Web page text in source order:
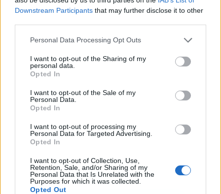
Downstream Participants that may further disclose it to other
Personal Data Processing Opt Outs
I want to opt-out of the Sharing of my
personal data.
Opted In
I want to opt-out of the Sale of my
Personal Data.
Opted In
I want to opt-out of processing my
Personal Data for Targeted Advertising.
Opted In
I want to opt-out of Collection, Use,
Retention, Sale, and/or Sharing of my
Personal Data that Is Unrelated with the
Purposes for which it was collected.
Opted Out